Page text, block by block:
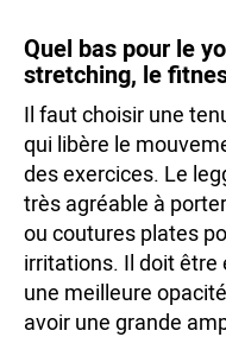
Quel bas pour le
stretching, le
Il faut choisir une
qui libère le
des exercices. Le
très agréable à
ou coutures plates
irritations. Il doit être
une meilleure
avoir une grande